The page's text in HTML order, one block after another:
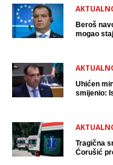
Beroš
mogao
Uhićen
smijenio:
Tragična
Ćorušić